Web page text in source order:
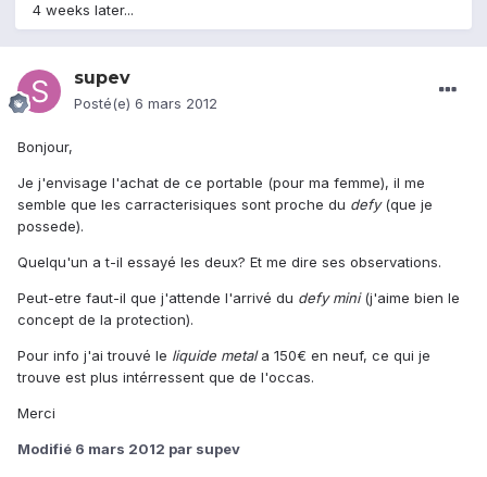
4 weeks later...
supev
Posté(e) 6 mars 2012
Bonjour,
Je j'envisage l'achat de ce portable (pour ma femme), il me
semble que les carracterisiques sont proche du defy(que je
possede).
Quelqu'un a t-il essayé les deux? Et me dire ses observations.
Peut-etre faut-il que j'attende l'arrivé du defy mini(j'aime bien le
concept de la protection).
Pour info j'ai trouvé le liquide metala 150€ en neuf, ce qui je
trouve est plus intérressent que de l'occas.
Merci
Modifié 6 mars 2012 par supev